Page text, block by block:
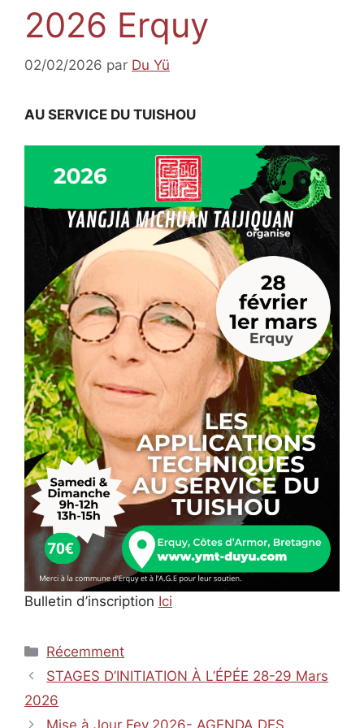
2026 Erquy
02/02/2026 par Du Yü
AU SERVICE DU TUISHOU
Bulletin d’inscription Ici
Catégories
Récemment
STAGES D’INITIATION À L’ÉPÉE 28-29 Mars
2026
Mise à Jour Fev.2026- AGENDA DES